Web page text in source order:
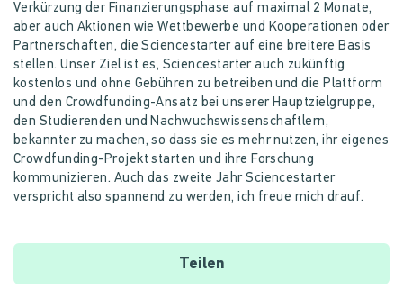
Verkürzung der Finanzierungsphase auf maximal 2 Monate,
aber auch Aktionen wie Wettbewerbe und Kooperationen oder
Partnerschaften, die Sciencestarter auf eine breitere Basis
stellen. Unser Ziel ist es, Sciencestarter auch zukünftig
kostenlos und ohne Gebühren zu betreiben und die Plattform
und den Crowdfunding-Ansatz bei unserer Hauptzielgruppe,
den Studierenden und Nachwuchswissenschaftlern,
bekannter zu machen, so dass sie es mehr nutzen, ihr eigenes
Crowdfunding-Projekt starten und ihre Forschung
kommunizieren. Auch das zweite Jahr Sciencestarter
verspricht also spannend zu werden, ich freue mich drauf.
Teilen